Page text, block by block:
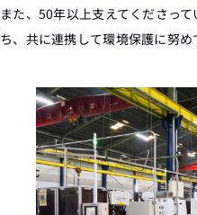
また、50年以上支えてくださっ
ち、共に連携して環境保護に努め